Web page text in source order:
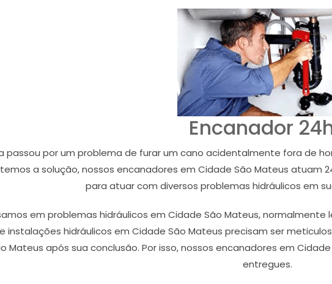
Encanador
passou por um problema de furar um cano acidentalmente fora de
a solução, nossos encanadores em Cidade São Mateus atuam
para atuar com diversos problemas hidráulicos em
em problemas hidráulicos em Cidade São Mateus,
instalações hidráulicos em Cidade São Mateus precisam ser
Mateus após sua conclusão. Por isso, nossos encanadores em
entregues.